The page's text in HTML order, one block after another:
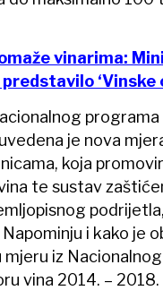
vinarima:
‘Vinske
je nova
koja
te sustav
i kako je
mjeru iz
vina 2014. – 2018.